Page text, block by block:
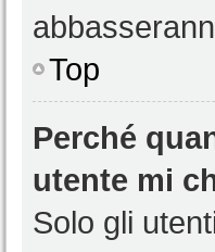
Top
Perché
utente mi
Solo gli